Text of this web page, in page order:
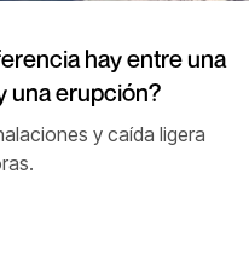
hay entre una
una erupción?
y caída ligera